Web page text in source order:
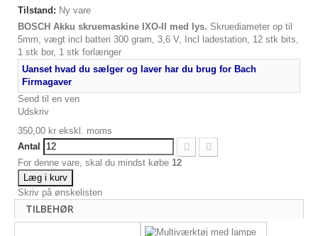
Tilstand: Ny vare
BOSCH Akku skruemaskine IXO-II med lys. Skruediameter op til
5mm, vægt incl batteri 300 gram, 3,6 V, Incl ladestation, 12 stk bits,
1 stk bor, 1 stk forlænger
Uanset hvad du sælger og laver har du brug for Bach
Firmagaver
Send til en ven
Udskriv
350,00 kr ekskl. moms
Antal
For denne vare, skal du mindst købe 12
Læg i kurv
Skriv på ønskelisten
TILBEHØR